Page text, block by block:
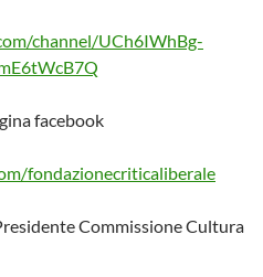
channel/UCh6IWhBg-
facebook
fondazionecriticaliberale
Commissione Cultura